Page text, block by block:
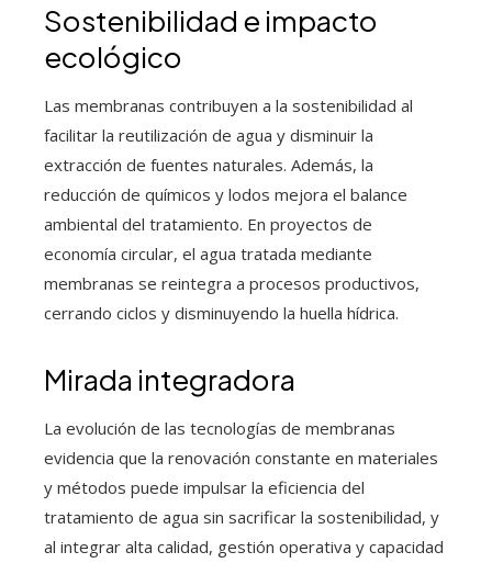
Sostenibilidad e impacto
ecológico
Las membranas contribuyen a la sostenibilidad al
facilitar la reutilización de agua y disminuir la
extracción de fuentes naturales. Además, la
reducción de químicos y lodos mejora el balance
ambiental del tratamiento. En proyectos de
economía circular, el agua tratada mediante
membranas se reintegra a procesos productivos,
cerrando ciclos y disminuyendo la huella hídrica.
Mirada integradora
La evolución de las tecnologías de membranas
evidencia que la renovación constante en materiales
y métodos puede impulsar la eficiencia del
tratamiento de agua sin sacrificar la sostenibilidad, y
al integrar alta calidad, gestión operativa y capacidad